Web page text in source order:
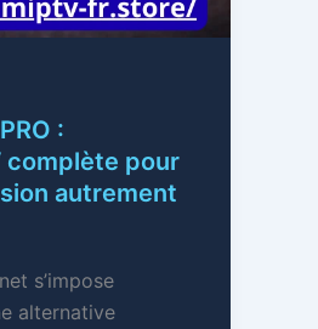
:
complète pour
autrement
s’impose
alternative